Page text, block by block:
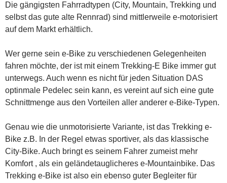
Die gängigsten Fahrradtypen (City, Mountain, Trekking und
selbst das gute alte Rennrad) sind mittlerweile e-motorisiert
auf dem Markt erhältlich.
Wer gerne sein e-Bike zu verschiedenen Gelegenheiten
fahren möchte, der ist mit einem Trekking-E Bike immer gut
unterwegs. Auch wenn es nicht für jeden Situation DAS
optinmale Pedelec sein kann, es vereint auf sich eine gute
Schnittmenge aus den Vorteilen aller anderer e-Bike-Typen.
Genau wie die unmotorisierte Variante, ist das Trekking e-
Bike z.B. In der Regel etwas sportiver, als das klassische
City-Bike. Auch bringt es seinem Fahrer zumeist mehr
Komfort , als ein geländetauglicheres e-Mountainbike. Das
Trekking e-Bike ist also ein ebenso guter Begleiter für